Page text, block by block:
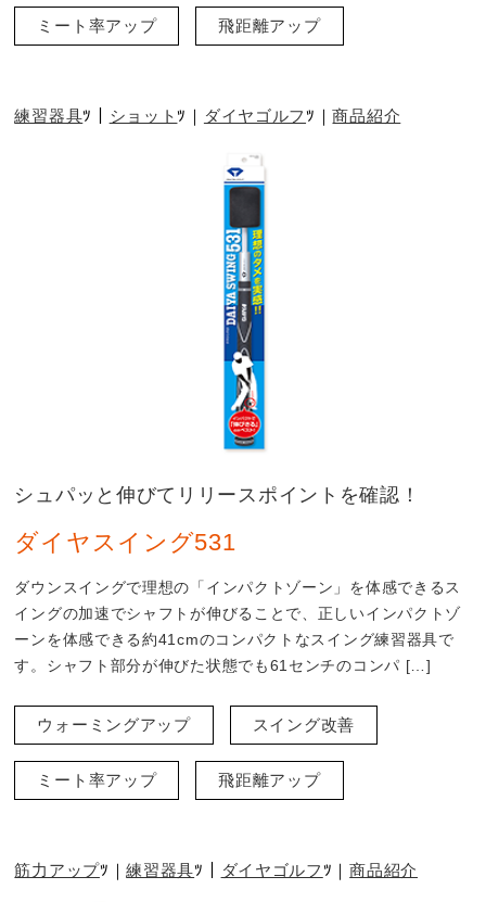
ミート率アップ 飛距離アップ
練習器具 ショット ダイヤゴルフ 商品紹介
シュパッと伸びてリリースポイントを確認！
ダイヤスイング531
ダウンスイングで理想の「インパクトゾーン」を体感できるス
イングの加速でシャフトが伸びることで、正しいインパクトゾ
ーンを体感できる約41cmのコンパクトなスイング練習器具で
す。シャフト部分が伸びた状態でも61センチのコンパ […]
ウォーミングアップ スイング改善
ミート率アップ 飛距離アップ
筋力アップ 練習器具 ダイヤゴルフ 商品紹介